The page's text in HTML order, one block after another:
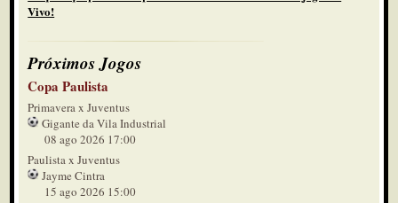
Vivo!
Próximos Jogos
Copa Paulista
Primavera x Juventus
Gigante da Vila Industrial
08 ago 2026 17:00
Paulista x Juventus
Jayme Cintra
15 ago 2026 15:00